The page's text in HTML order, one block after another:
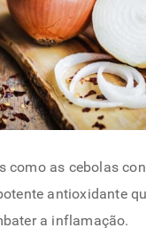
como as cebolas
antioxidante
a inflamação.